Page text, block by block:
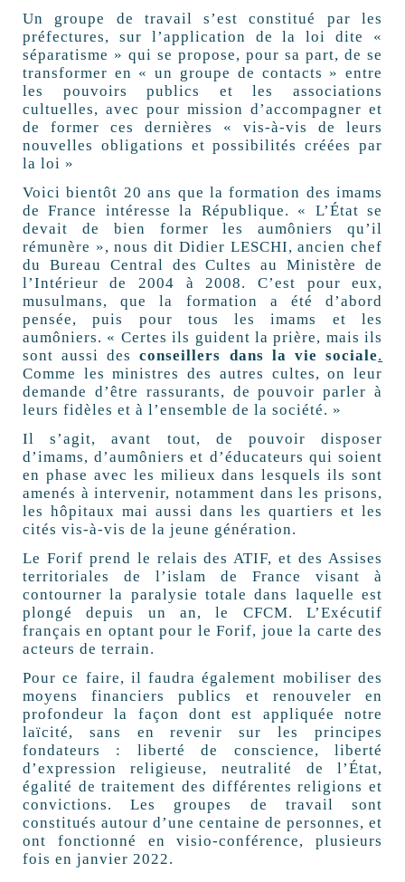
Un groupe de travail s’est constitué par les
préfectures, sur l’application de la loi dite «
séparatisme » qui se propose, pour sa part, de se
transformer en « un groupe de contacts » entre
les pouvoirs publics et les associations
cultuelles, avec pour mission d’accompagner et
de former ces dernières « vis-à-vis de leurs
nouvelles obligations et possibilités créées par
la loi »
Voici bientôt 20 ans que la formation des imams
de France intéresse la République. « L’État se
devait de bien former les aumôniers qu’il
rémunère », nous dit Didier LESCHI, ancien chef
du Bureau Central des Cultes au Ministère de
l’Intérieur de 2004 à 2008. C’est pour eux,
musulmans, que la formation a été d’abord
pensée, puis pour tous les imams et les
aumôniers. « Certes ils guident la prière, mais ils
sont aussi desconseillers dans la vie sociale.
Comme les ministres des autres cultes, on leur
demande d’être rassurants, de pouvoir parler à
leurs fidèles et à l’ensemble de la société. »
Il s’agit, avant tout, de pouvoir disposer
d’imams, d’aumôniers et d’éducateurs qui soient
en phase avec les milieux dans lesquels ils sont
amenés à intervenir, notamment dans les prisons,
les hôpitaux mai aussi dans les quartiers et les
cités vis-à-vis de la jeune génération.
Le Forif prend le relais des ATIF, et des Assises
territoriales de l’islam de France visant à
contourner la paralysie totale dans laquelle est
plongé depuis un an, le CFCM. L’Exécutif
français en optant pour le Forif, joue la carte des
acteurs de terrain.
Pour ce faire, il faudra également mobiliser des
moyens financiers publics et renouveler en
profondeur la façon dont est appliquée notre
laïcité, sans en revenir sur les principes
fondateurs : liberté de conscience, liberté
d’expression religieuse, neutralité de l’État,
égalité de traitement des différentes religions et
convictions. Les groupes de travail sont
constitués autour d’une centaine de personnes, et
ont fonctionné en visio-conférence, plusieurs
fois en janvier 2022.